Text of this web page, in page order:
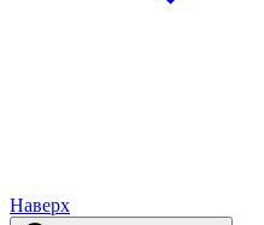
Наверх